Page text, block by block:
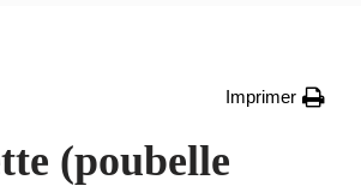
Imprimer
(poubelle